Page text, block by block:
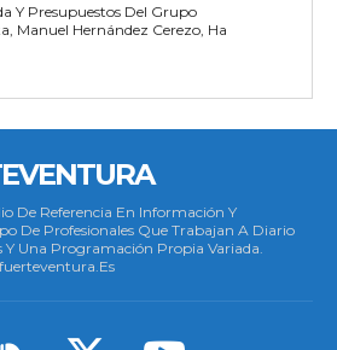
Y Presupuestos Del Grupo
Manuel Hernández Cerezo, Ha
De Referencia En Información Y
De Profesionales Que Trabajan A Diario
Y Una Programación Propia Variada.